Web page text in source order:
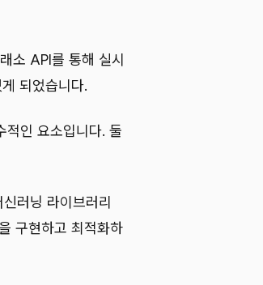
소 API를 통해 실시
되었습니다.
적인 요소입니다. 둘
러닝 라이브러리
구현하고 최적화하